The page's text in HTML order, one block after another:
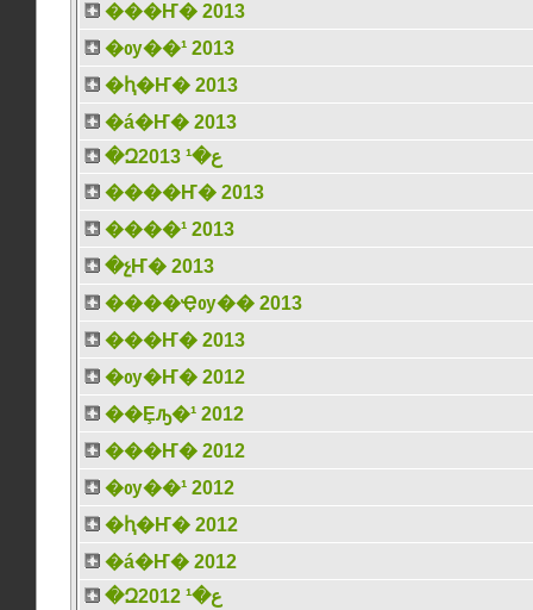
���Ҥ� 2013
�ѹ��¹ 2013
�ԧ�Ҥ� 2013
�á�Ҥ� 2013
�Զع�¹ 2013
����Ҥ� 2013
����¹ 2013
�չҤ� 2013
����Ҿѹ�� 2013
���Ҥ� 2013
�ѹ�Ҥ� 2012
��Ȩԡ�¹ 2012
���Ҥ� 2012
�ѹ��¹ 2012
�ԧ�Ҥ� 2012
�á�Ҥ� 2012
�Զع�¹ 2012